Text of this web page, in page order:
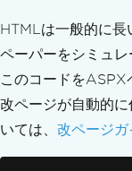
HTMLは一般的に長
ペーパーをシミュレ
このコードをASPX
改ページが自動的
いては、 改ページガ